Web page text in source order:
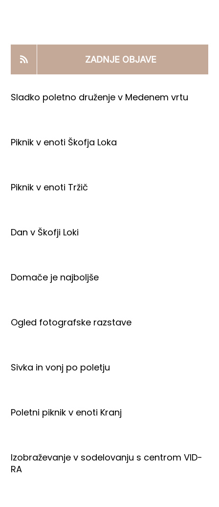
PRODAJNI IZDELKI
AKTUALNO
ZADNJE OBJAVE
Sladko poletno druženje v Medenem vrtu
Piknik v enoti Škofja Loka
Piknik v enoti Tržič
Dan v Škofji Loki
Domače je najboljše
Ogled fotografske razstave
Sivka in vonj po poletju
Poletni piknik v enoti Kranj
Izobraževanje v sodelovanju s centrom VID-
RA